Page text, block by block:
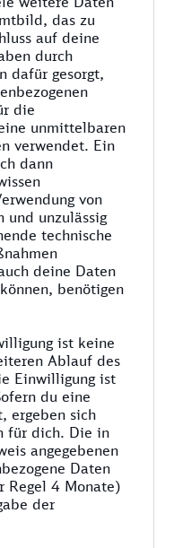
das zu
auf deine
durch
dafür gesorgt,
die
unmittelbaren
verwendet. Ein
dann
von
und unzulässig
technische
deine Daten
benötigen
ist keine
Ablauf des
Einwilligung ist
du eine
ergeben sich
für dich. Die in
angegebenen
Daten
Regel 4 Monate)
der